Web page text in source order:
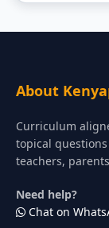
About
Curriculum
topical
teachers,
Need help?
Chat on